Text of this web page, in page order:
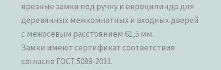
врезные замки под ручку и евроцилиндр для
деревянных межкомнатных и входных дверей
с межосевым расстоянием 61,5 мм.
Замки имеют сертификат соответствия
согласно ГОСТ 5089-2011.